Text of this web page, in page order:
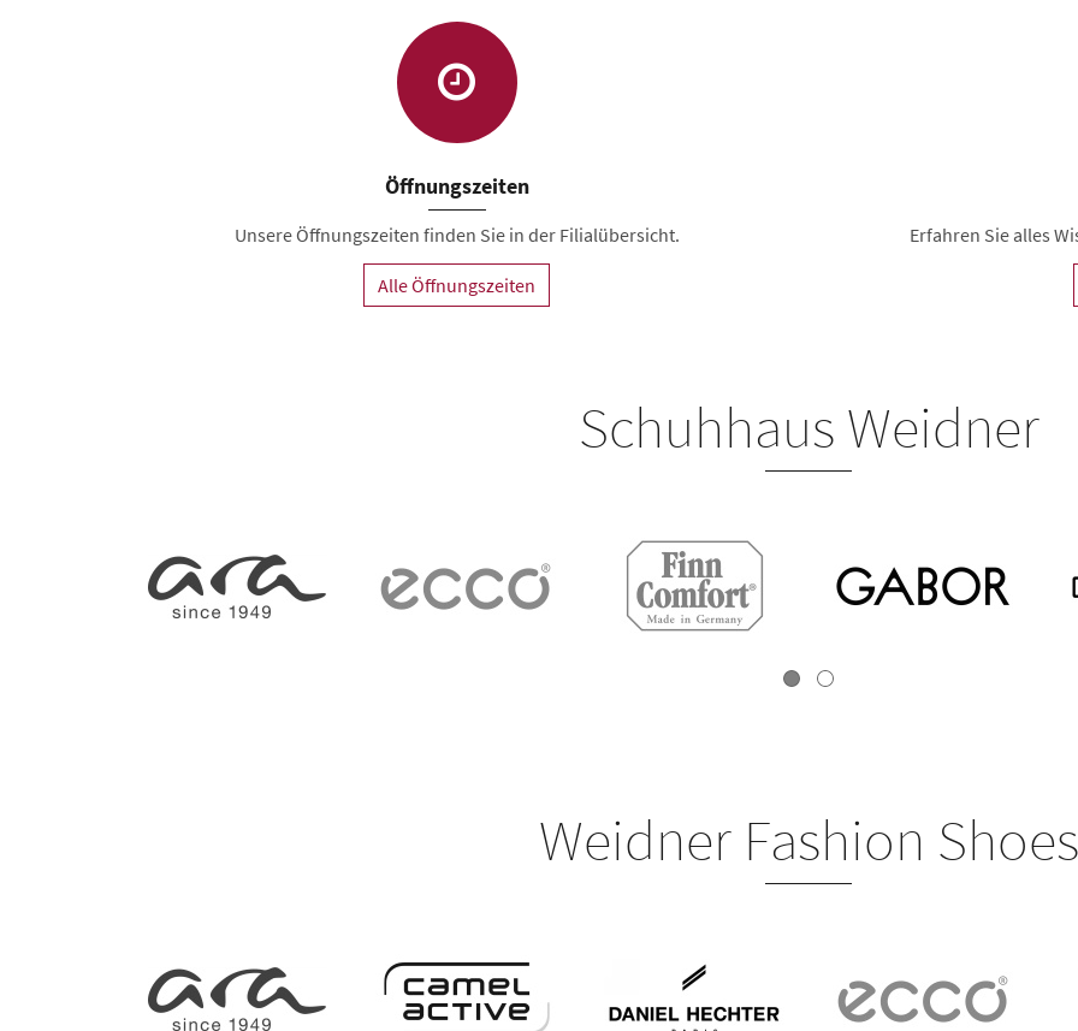
Öffnungszeiten
Unsere Öffnungszeiten finden Sie in der Filialübersicht.
Alle Öffnungszeiten
Erfahren Sie alles
Schuhhaus Weidner
Weidner Fashion Shoes